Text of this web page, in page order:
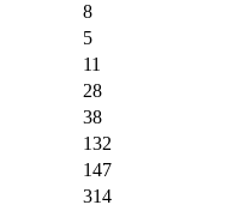
8
5
11
28
38
132
147
314